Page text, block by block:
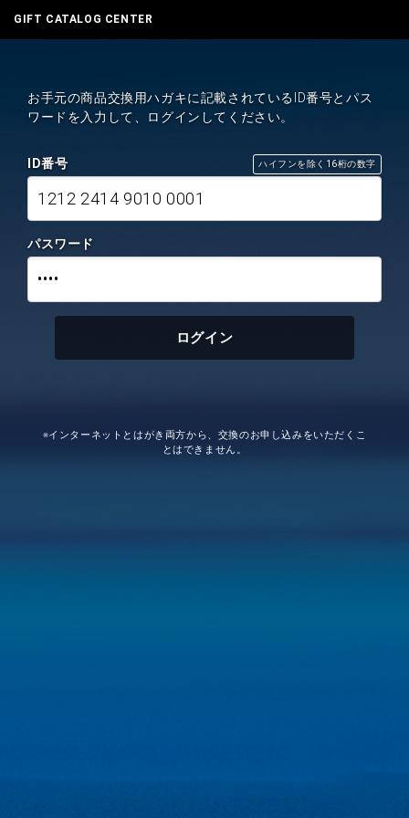
GIFT CATALOG CENTER
お手元の商品交換用ハガキに記載されているID番号とパス
ワードを入力して、ログインしてください。
ID番号 ハイフンを除く16桁の数字
1212 2414 9010 0001
パスワード
※インターネットとはがき両方から、交換のお申し込みをいただくこ
とはできません。